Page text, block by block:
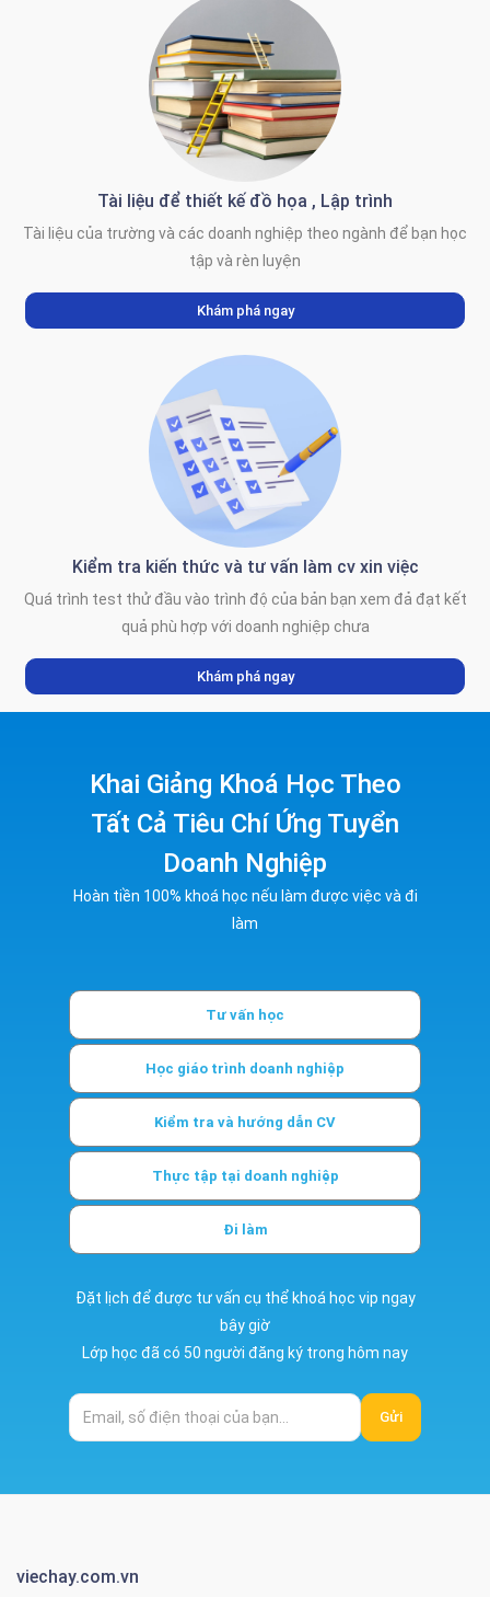
Tài liệu để thiết kế đồ họa , Lập trình
Tài liệu của trường và các doanh nghiệp theo ngành để bạn học
tập và rèn luyện
Khám phá ngay
Kiểm tra kiến thức và tư vấn làm cv xin việc
Quá trình test thử đầu vào trình độ của bản bạn xem đả đạt kết
quả phù hợp với doanh nghiệp chưa
Khám phá ngay
Khai Giảng Khoá Học Theo
Tất Cả Tiêu Chí Ứng Tuyển
Doanh Nghiệp
Hoàn tiền 100% khoá học nếu làm được việc và đi
làm
Tư vấn học
Học giáo trình doanh nghiệp
Kiểm tra và hướng dẫn CV
Thực tập tại doanh nghiệp
Đi làm
Đặt lịch để được tư vấn cụ thể khoá học vip ngay
bây giờ
Lớp học đã có 50 người đăng ký trong hôm nay
Gửi
viechay.com.vn